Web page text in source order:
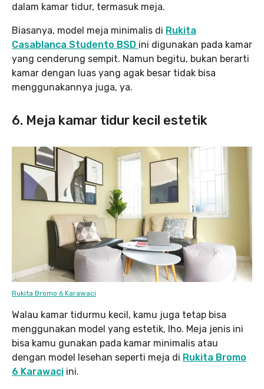
dalam kamar tidur, termasuk meja.
Biasanya, model meja minimalis di Rukita
Casablanca Studento BSD ini digunakan pada kamar
yang cenderung sempit. Namun begitu, bukan berarti
kamar dengan luas yang agak besar tidak bisa
menggunakannya juga, ya.
6. Meja kamar tidur kecil estetik
Rukita Bromo 6 Karawaci
Walau kamar tidurmu kecil, kamu juga tetap bisa
menggunakan model yang estetik, lho. Meja jenis ini
bisa kamu gunakan pada kamar minimalis atau
dengan model lesehan seperti meja di Rukita Bromo
6 Karawaci ini.